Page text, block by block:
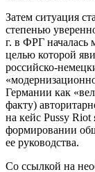
Затем ситуация
степенью
г. в ФРГ началась
целью которой
российско-
Германии как
факту)
на кейс Pussy
формировании
ее руководства.
Со ссылкой на